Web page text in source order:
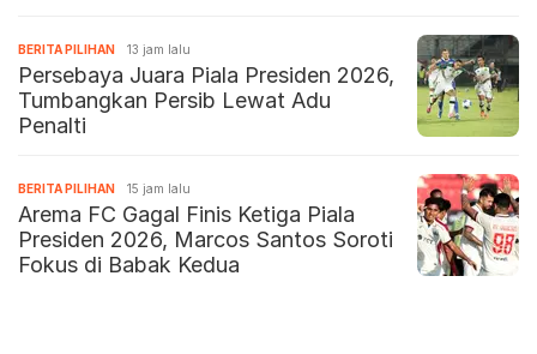
BERITA PILIHAN 13 jam lalu
Persebaya Juara Piala Presiden 2026,
Tumbangkan Persib Lewat Adu
Penalti
BERITA PILIHAN 15 jam lalu
Arema FC Gagal Finis Ketiga Piala
Presiden 2026, Marcos Santos Soroti
Fokus di Babak Kedua